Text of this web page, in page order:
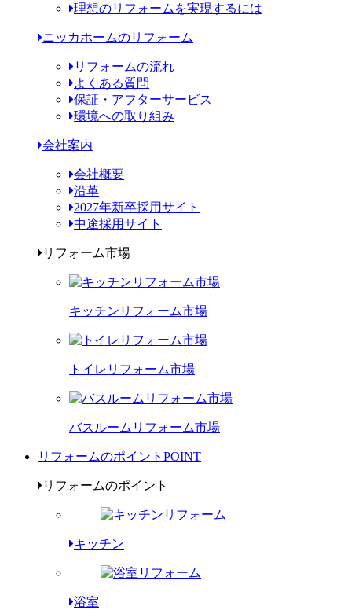
理想のリフォームを実現するには
ニッカホームのリフォーム
リフォームの流れ
よくある質問
保証・アフターサービス
環境への取り組み
会社案内
会社概要
沿革
2027年新卒採用サイト
中途採用サイト
リフォーム市場
キッチンリフォーム市場
トイレリフォーム市場
バスルームリフォーム市場
リフォームのポイント POINT
リフォームのポイント
キッチン
浴室